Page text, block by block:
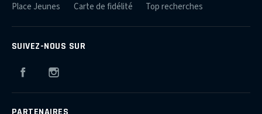
Place Jeunes
Carte de fidélité Top recherches
SUIVEZ-NOUS SUR
Facebook
PARTENAIRES